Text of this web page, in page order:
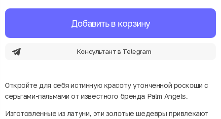
Добавить в корзину
Консультант в Telegram
Откройте для себя истинную красоту утонченной роскоши с
серьгами-пальмами от известного бренда Palm Angels.
Изготовленные из латуни, эти золотые шедевры привлекают